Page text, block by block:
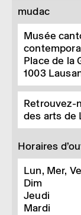
mudac
Musée
Place de la
1003
Retrouvez-
des arts de
Horaires
Lun, Mer,
Dim
Jeudi
Mardi